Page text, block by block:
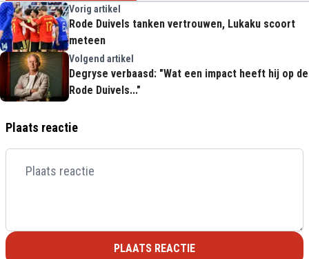
Vorig artikel
Rode Duivels tanken vertrouwen, Lukaku scoort
meteen
Volgend artikel
Degryse verbaasd: "Wat een impact heeft hij op de
Rode Duivels..."
Plaats reactie
PLAATS REACTIE